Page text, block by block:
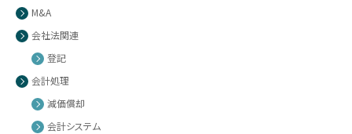
M&A
会社法関連
登記
会計処理
減価償却
会計システム